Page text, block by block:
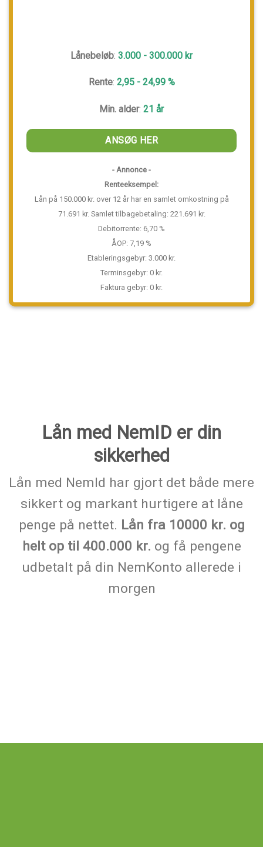
Lånebeløb: 3.000 - 300.000 kr
Rente: 2,95 - 24,99 %
Min. alder: 21 år
ANSØG HER
- Annonce -
Renteeksempel:
Lån på 150.000 kr. over 12 år har en samlet omkostning på
71.691 kr. Samlet tilbagebetaling: 221.691 kr.
Debitorrente: 6,70 %
ÅOP: 7,19 %
Etableringsgebyr: 3.000 kr.
Terminsgebyr: 0 kr.
Faktura gebyr: 0 kr.
Lån med NemID er din
sikkerhed
Lån med NemId har gjort det både mere
sikkert og markant hurtigere at låne
penge på nettet. Lån fra 10000 kr. og
helt op til 400.000 kr. og få pengene
udbetalt på din NemKonto allerede i
morgen